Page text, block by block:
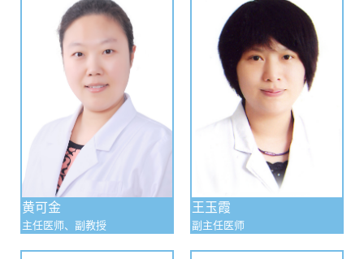
该科室不但具有精湛的医疗水平，还具有高水平的科
研和教学能力。获医疗新技术奖26项，其中省卫生厅医疗新
技术一等奖2项，二等奖5项。共发表SCI收录论文2篇，在国
家级核心期刊发表论文百余篇。发表著作4部。主编教材1
部、参编高等医学院校教材4部。主持承担课题27项，其中
国家级课题1项，省级课题4项。获科技进步奖37项，其中国
家级科技进步奖1项，省政府科技进步二等奖1项、三等奖2
项，省卫生医药科技进步一等奖1项、二等奖2项，市科技进
步三等奖1项。
黄可金
主任医师、副教授
王玉霞
副主任医师